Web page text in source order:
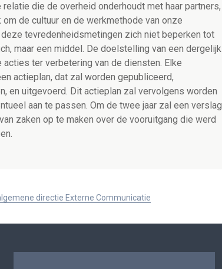
die de overheid onderhoudt met haar partners,
de cultuur en de werkmethode van onze
tevredenheidsmetingen zich niet beperken tot
maar een middel. De doelstelling van een dergelijk
ter verbetering van de diensten. Elke
actieplan, dat zal worden gepubliceerd,
en uitgevoerd. Dit actieplan zal vervolgens worden
aan te passen. Om de twee jaar zal een verslag
zaken op te maken over de vooruitgang die werd
directie Externe Communicatie